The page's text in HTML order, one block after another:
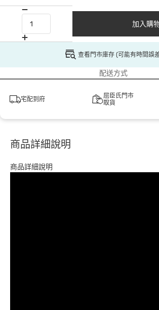
加入購
查看門市庫存 (可能有時間誤
配送方式
宅配到府
屈臣氏門市
取貨
商品詳細說明
商品詳細說明